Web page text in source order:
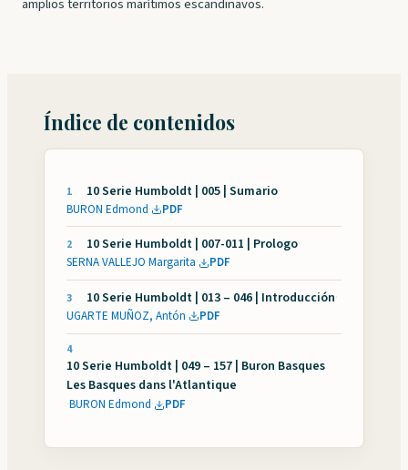
Índice de contenidos
1 10 Serie Humboldt | 005 | Sumario·
BURON Edmond· PDF
2 10 Serie Humboldt | 007-011 | Prologo·
SERNA VALLEJO Margarita· PDF
3 10 Serie Humboldt | 013 – 046 | Introducción·
UGARTE MUÑOZ, Antón· PDF
4
10 Serie Humboldt | 049 – 157 | Buron Basques
Les Basques dans l'Atlantique
·BURON Edmond· PDF